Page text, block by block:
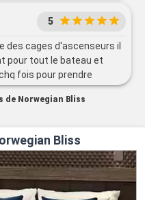
5
des cages d'ascenseurs il
pour tout le bateau et
fois pour prendre
Norwegian Bliss
Bliss